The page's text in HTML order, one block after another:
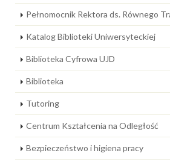
Pełnomocnik Rektora ds. Równego
Katalog Biblioteki Uniwersyteckiej
Biblioteka Cyfrowa UJD
Biblioteka
Tutoring
Centrum Kształcenia na Odległość
Bezpieczeństwo i higiena pracy